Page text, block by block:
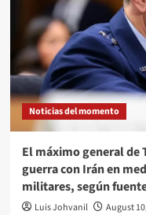
Noticias del momento
El máximo general de
guerra con Irán en
militares, según
Luis Johvanil August